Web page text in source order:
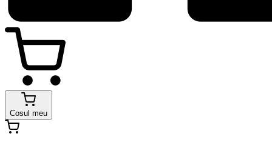
Cosul meu